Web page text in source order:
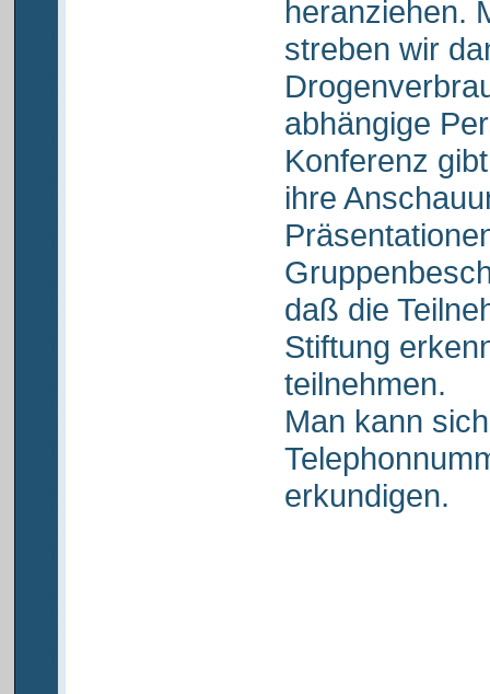
heranziehen.
streben wir
abhängige
Konferenz
ihre
daß die
Stiftung
teilnehmen.
Man kann
erkundigen.